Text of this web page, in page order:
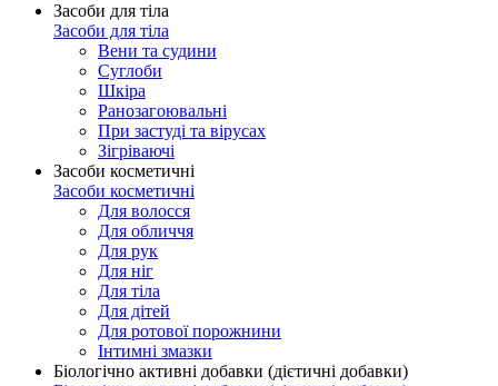
Засоби для тіла
Засоби для тіла
Вени та судини
Суглоби
Шкіра
Ранозагоювальні
При застуді та вірусах
Зігріваючі
Засоби косметичні
Засоби косметичні
Для волосся
Для обличчя
Для рук
Для ніг
Для тіла
Для дітей
Для ротової порожнини
Інтимні змазки
Біологічно активні добавки (дієтичні добавки)